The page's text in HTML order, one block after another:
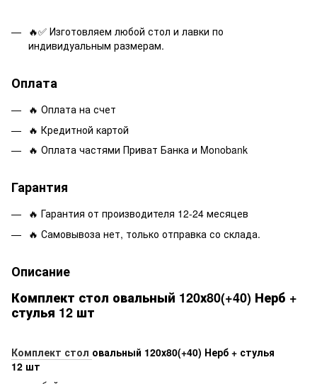
🔥✅ Изготовляем любой стол и лавки по
индивидуальным размерам.
Оплата
🔥 Оплата на счет
🔥 Кредитной картой
🔥 Оплата частями Приват Банка и Monobank
Гарантия
🔥 Гарантия от производителя 12-24 месяцев
🔥 Самовывоза нет, только отправка со склада.
Описание
Комплект стол овальный 120х80(+40) Нерб +
стулья 12 шт
Комплект стол овальный 120х80(+40) Нерб + стулья
12 шт